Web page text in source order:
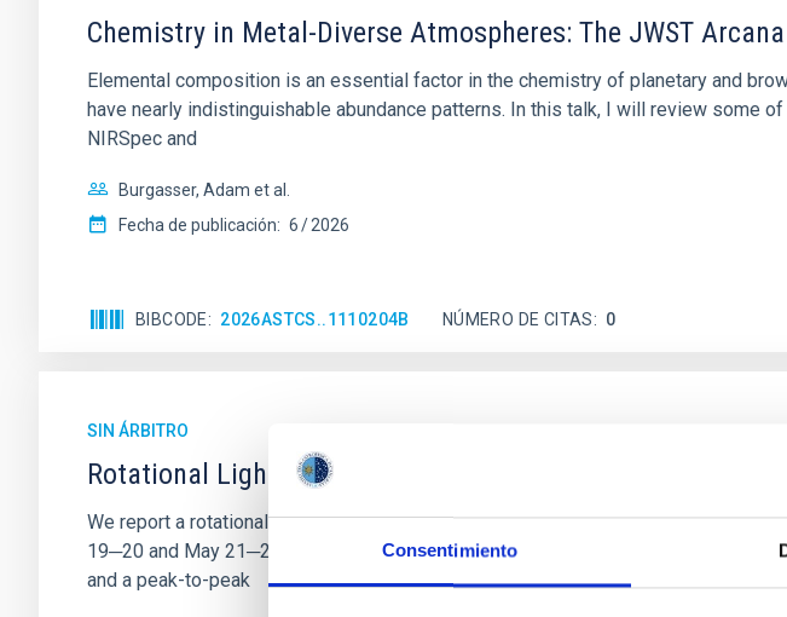
Consentimiento
Chemistry in Metal-Diverse Atmospheres: The JWST
Elemental composition is an essential factor in the chemistry of planetary and
have nearly indistinguishable abundance patterns. In this talk, I will review some
NIRSpec and
Burgasser, Adam et al.
Fecha de publicación: 6 2026
BIBCODE 2026ASTCS..1110204B NÚMERO DE CITAS 0
SIN ÁRBITRO
Rotational Light Curve and Photometric Baseline of
We report a rotational light curve and Fourier baseline model for the Jupiter
19─20 and May 21─22 UT with the Two-meter Twin Telescope (TTT). Phase-
and a peak-to-peak